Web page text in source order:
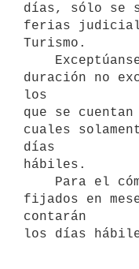
días, sólo se
ferias
Turismo.
duración no
los
que se
cuales
días
hábiles.
fijados en
contarán
los días